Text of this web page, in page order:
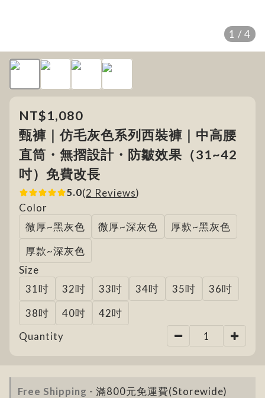
1 / 4
NT$1,080
甄褲｜仿毛灰色系列西裝褲｜中高腰
直筒・無摺設計・防皺效果（31~42
吋）免費改長
5.0(2 Reviews)
Color
微厚~黑灰色
微厚~深灰色
厚款~黑灰色
厚款~深灰色
Size
31吋
32吋 33吋 34吋 35吋
36吋
38吋
40吋
42吋
Quantity
Free Shipping - 滿800元免運費(Storewide)